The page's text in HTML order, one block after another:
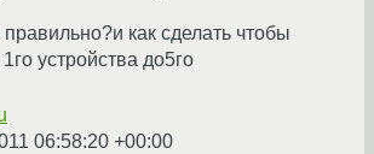
как сделать чтобы
устройства до5го
06:58:20 +00:00